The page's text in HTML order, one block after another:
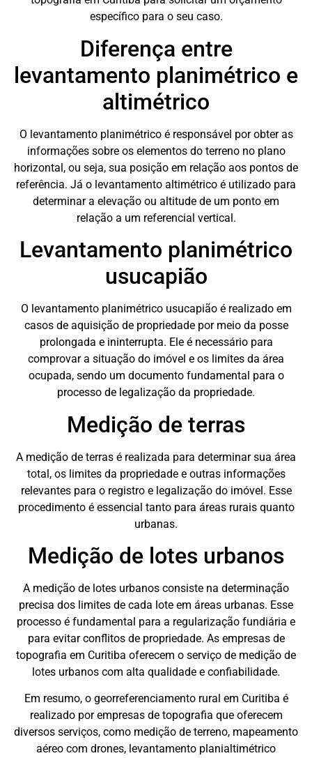
específico para o seu caso.
Diferença entre
levantamento planimétrico e
altimétrico
O levantamento planimétrico é responsável por obter as
informações sobre os elementos do terreno no plano
horizontal, ou seja, sua posição em relação aos pontos de
referência. Já o levantamento altimétrico é utilizado para
determinar a elevação ou altitude de um ponto em
relação a um referencial vertical.
Levantamento planimétrico
usucapião
O levantamento planimétrico usucapião é realizado em
casos de aquisição de propriedade por meio da posse
prolongada e ininterrupta. Ele é necessário para
comprovar a situação do imóvel e os limites da área
ocupada, sendo um documento fundamental para o
processo de legalização da propriedade.
Medição de terras
A medição de terras é realizada para determinar sua área
total, os limites da propriedade e outras informações
relevantes para o registro e legalização do imóvel. Esse
procedimento é essencial tanto para áreas rurais quanto
urbanas.
Medição de lotes urbanos
A medição de lotes urbanos consiste na determinação
precisa dos limites de cada lote em áreas urbanas. Esse
processo é fundamental para a regularização fundiária e
para evitar conflitos de propriedade. As empresas de
topografia em Curitiba oferecem o serviço de medição de
lotes urbanos com alta qualidade e confiabilidade.
Em resumo, o georreferenciamento rural em Curitiba é
realizado por empresas de topografia que oferecem
diversos serviços, como medição de terreno, mapeamento
aéreo com drones, levantamento planialtimétrico